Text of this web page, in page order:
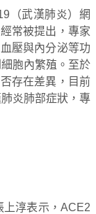
（武漢肺炎）網
常被提出，專家
壓與內分泌等功
胞內繁殖。至於
存在差異，目前
炎肺部症狀，專
上淳表示，ACE2